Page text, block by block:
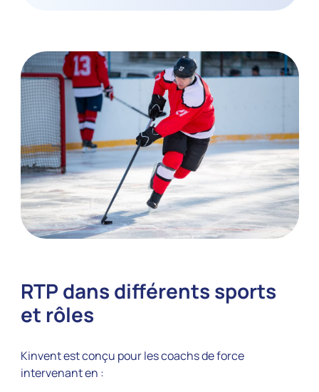
RTP dans différents sports
et rôles
Kinvent est conçu pour les coachs de force
intervenant en :